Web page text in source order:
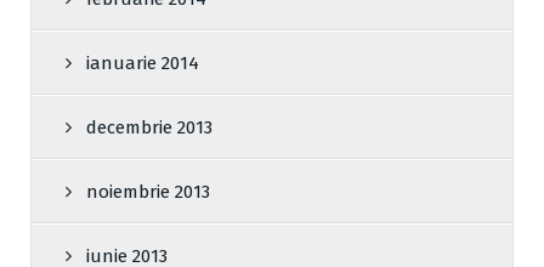
ianuarie 2014
decembrie 2013
noiembrie 2013
iunie 2013